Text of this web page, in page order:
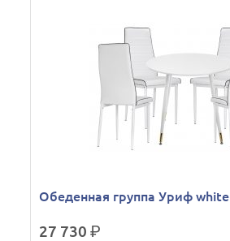
Обеденная группа Уриф white
27 730р.